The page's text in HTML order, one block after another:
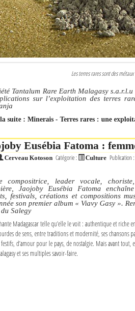
Les terres rares sont des
Tantalum Rare Earth Malagasy
sur l’exploitation des terres
suite : Minerais - Terres rares : une
Eusébia Fatoma :
Cerveau Kotoson Catégorie : Culture Publication :
compositrice, leader vocale, choriste,
Jaojoby Eusébia Fatoma
festivals, créations et compositions
son premier album « Viavy Gasy ».
Salegy
Madagascar telle qu’elle le voit : authentique et riche
de sens, entre traditions et modernité, ses chansons
d’amour pour le pays, de nostalgie. Mais avant
et ses multiples savoir-faire.